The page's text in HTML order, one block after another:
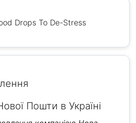
Drops To De-Stress
Пошти в Україні